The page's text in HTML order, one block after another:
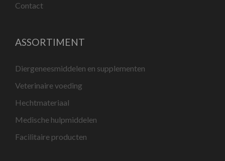
Contact
ASSORTIMENT
Diergeneesmiddelen en supplementen
Veterinaire voeding
Hechtmateriaal
Medische hulpmiddelen
Facilitaire producten